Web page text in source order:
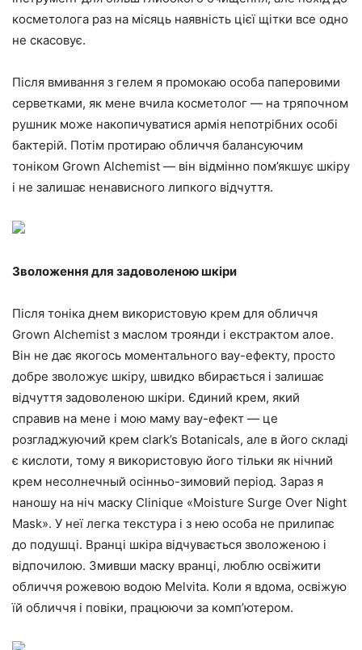
косметолога раз на місяць наявність цієї щітки все одно
не скасовує.
Після вмивання з гелем я промокаю особа паперовими
серветками, як мене вчила косметолог — на тряпочном
рушник може накопичуватися армія непотрібних особі
бактерій. Потім протираю обличчя балансуючим
тоніком Grown Alchemist — він відмінно пом’якшує шкіру
і не залишає ненависного липкого відчуття.
Зволоження для задоволеною шкіри
Після тоніка днем використовую крем для обличчя
Grown Alchemist з маслом троянди і екстрактом алое.
Він не дає якогось моментального вау-ефекту, просто
добре зволожує шкіру, швидко вбирається і залишає
відчуття задоволеною шкіри. Єдиний крем, який
справив на мене і мою маму вау-ефект — це
розгладжуючий крем clark’s Botanicals, але в його складі
є кислоти, тому я використовую його тільки як нічний
крем несолнечный осінньо-зимовий період. Зараз я
наношу на ніч маску Clinique «Moisture Surge Over Night
Mask». У неї легка текстура і з нею особа не прилипає
до подушці. Вранці шкіра відчувається зволоженою і
відпочилою. Змивши маску вранці, люблю освіжити
обличчя рожевою водою Melvita. Коли я вдома, освіжую
їй обличчя і повіки, працюючи за комп’ютером.